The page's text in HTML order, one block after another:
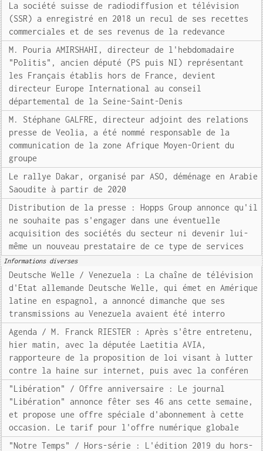
La société suisse de radiodiffusion et télévision
(SSR) a enregistré en 2018 un recul de ses recettes
commerciales et de ses revenus de la redevance
M. Pouria AMIRSHAHI, directeur de l'hebdomadaire
"Politis", ancien député (PS puis NI) représentant
les Français établis hors de France, devient
directeur Europe International au conseil
départemental de la Seine-Saint-Denis
M. Stéphane GALFRE, directeur adjoint des relations
presse de Veolia, a été nommé responsable de la
communication de la zone Afrique Moyen-Orient du
groupe
Le rallye Dakar, organisé par ASO, déménage en Arabie
Saoudite à partir de 2020
Distribution de la presse : Hopps Group annonce qu'il
ne souhaite pas s'engager dans une éventuelle
acquisition des sociétés du secteur ni devenir lui-
même un nouveau prestataire de ce type de services
Informations diverses
Deutsche Welle / Venezuela : La chaîne de télévision
d'Etat allemande Deutsche Welle, qui émet en Amérique
latine en espagnol, a annoncé dimanche que ses
transmissions au Venezuela avaient été interro
Agenda / M. Franck RIESTER : Après s'être entretenu,
hier matin, avec la députée Laetitia AVIA,
rapporteure de la proposition de loi visant à lutter
contre la haine sur internet, puis avec la conféren
"Libération" / Offre anniversaire : Le journal
"Libération" annonce fêter ses 46 ans cette semaine,
et propose une offre spéciale d'abonnement à cette
occasion. Le tarif pour l'offre numérique globale
"Notre Temps" / Hors-série : L'édition 2019 du hors-